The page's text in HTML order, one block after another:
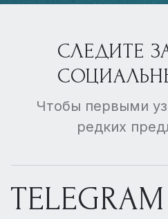
СЛЕДИТЕ
Чтобы первыми
редких
TELEGRAM